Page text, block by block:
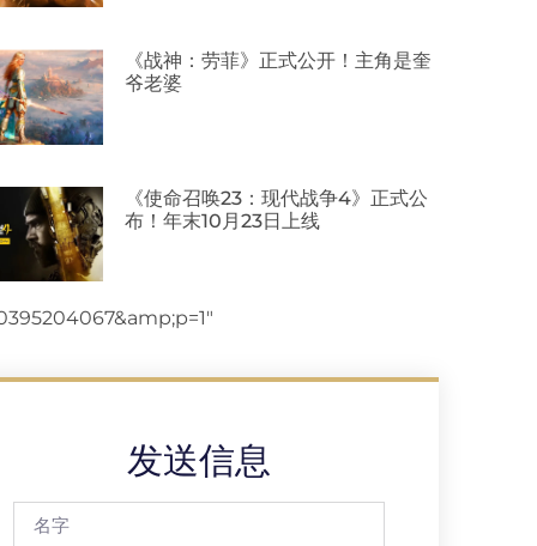
《战神：劳菲》正式公开！主角是奎
爷老婆
《使命召唤23：现代战争4》正式公
布！年末10月23日上线
发送信息